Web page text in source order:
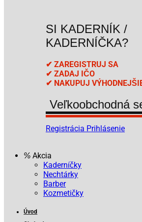
SI KADERNÍK /
KADERNÍČKA?
✔ ZAREGISTRUJ SA
✔ ZADAJ IČO
✔ NAKUPUJ
Veľkoobchodná
Registrácia Prihlásenie
Akcia
Kaderníčky
Nechtárky
Barber
Kozmetičky
Úvod